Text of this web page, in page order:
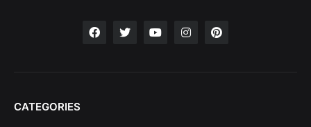
CATEGORIES